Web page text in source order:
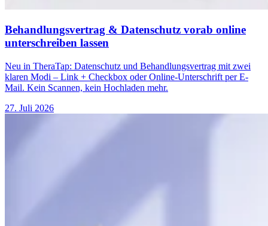
Behandlungsvertrag & Datenschutz vorab online
unterschreiben lassen
Neu in TheraTap: Datenschutz und Behandlungsvertrag mit zwei
klaren Modi – Link + Checkbox oder Online-Unterschrift per E-
Mail. Kein Scannen, kein Hochladen mehr.
27. Juli 2026